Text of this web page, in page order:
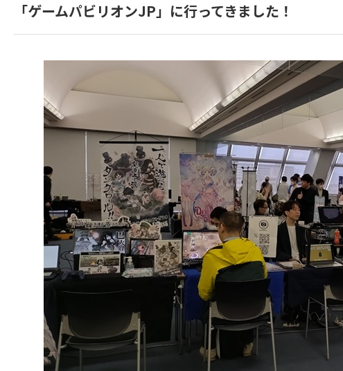
「ゲームパビリオンJP」に行ってきました！